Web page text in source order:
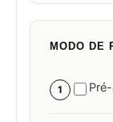
MODO DE
1